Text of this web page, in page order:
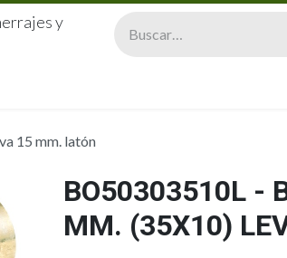
y
15 mm. latón
BO50303510L -
MM. (35X10)